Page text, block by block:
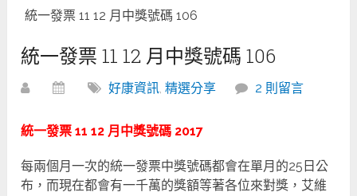
統一發票 11 12 月中獎號碼 106
統一發票 11 12 月中獎號碼 106
好康資訊,精選分享 2 則留言
統一發票 11 12 月中獎號碼 2017
每兩個月一次的統一發票中獎號碼都會在單月的25日公
布，而現在都會有一千萬的獎額等著各位來對獎，艾維